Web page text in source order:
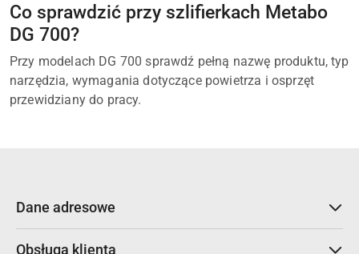
Co sprawdzić przy szlifierkach Metabo
DG 700?
Przy modelach DG 700 sprawdź pełną nazwę produktu, typ
narzędzia, wymagania dotyczące powietrza i osprzęt
przewidziany do pracy.
Dane adresowe
Obsługa klienta